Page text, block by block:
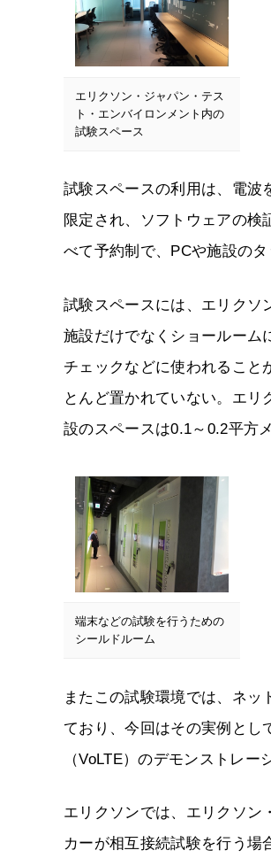
エリクソン・ジャパン・テス
ト・エンバイロンメント内の
試験スペース
試験スペースの利用は、電波
限定され、ソフトウェアの検
べて予約制で、PCや施設の
試験スペースには、エリクソ
施設だけでなくショールーム
チェックなどに使われること
とんど置かれていない。エ
設のスペースは0.1～0.2平方
端末などの試験を行うための
シールドルーム
またこの試験環境では、ネ
ており、今回はその実例とし
（VoLTE）のデモンストレー
エリクソンでは、エリクソン
カーが相互接続試験を行う場